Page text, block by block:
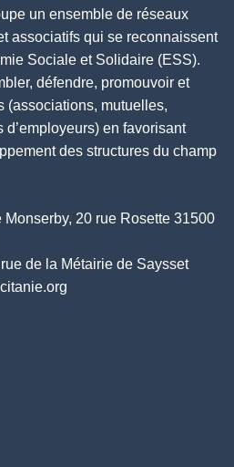
un ensemble de réseaux
associatifs qui se reconnaissent
Sociale et Solidaire (ESS).
défendre, promouvoir et
(associations, mutuelles,
en favorisant
des structures du champ
20 rue Rosette 31500
de la Métairie de Saysset